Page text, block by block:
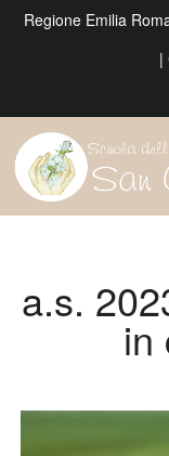
Regione Emilia
|
a.s.
in